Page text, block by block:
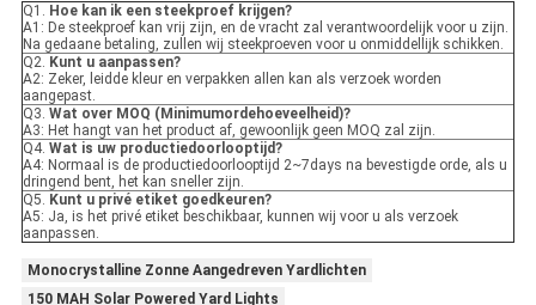
Q1. Hoe kan ik een steekproef krijgen?
A1: De steekproef kan vrij zijn, en de vracht zal verantwoordelijk voor u zijn.
Na gedaane betaling, zullen wij steekproeven voor u onmiddellijk schikken.
Q2. Kunt u aanpassen?
A2: Zeker, leidde kleur en verpakken allen kan als verzoek worden
aangepast.
Q3. Wat over MOQ (Minimumordehoeveelheid)?
A3: Het hangt van het product af, gewoonlijk geen MOQ zal zijn.
Q4. Wat is uw productiedoorlooptijd?
A4: Normaal is de productiedoorlooptijd 2~7days na bevestigde orde, als u
dringend bent, het kan sneller zijn.
Q5. Kunt u privé etiket goedkeuren?
A5: Ja, is het privé etiket beschikbaar, kunnen wij voor u als verzoek
aanpassen.
Monocrystalline Zonne Aangedreven Yardlichten
150 MAH Solar Powered Yard Lights